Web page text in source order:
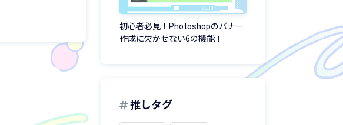
初心者必見！Photoshopのバナー
作成に欠かせない6の機能！
推しタグ